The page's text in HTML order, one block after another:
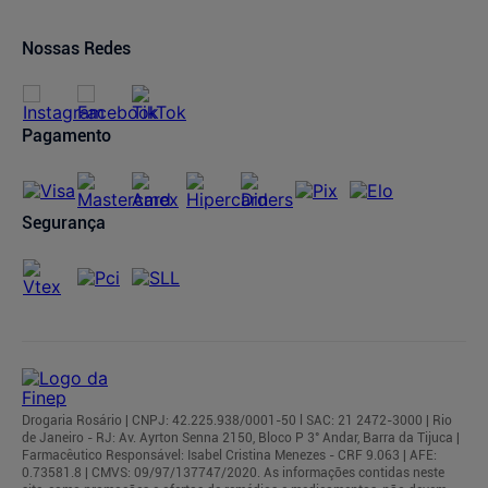
Trocas e Devoluções
Regulamentos
Nossas Redes
Pagamento
Segurança
Drogaria Rosário | CNPJ: 42.225.938/0001-50 l SAC: 21 2472-3000 | Rio
de Janeiro - RJ: Av. Ayrton Senna 2150, Bloco P 3° Andar, Barra da Tijuca |
Farmacêutico Responsável: Isabel Cristina Menezes - CRF 9.063 | AFE:
0.73581.8 | CMVS: 09/97/137747/2020. As informações contidas neste